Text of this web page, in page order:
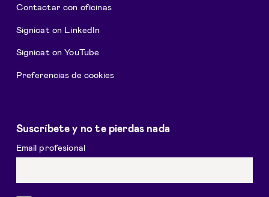
Contactar con oficinas
Signicat on LinkedIn
Signicat on YouTube
Preferencias de cookies
Suscríbete y no te pierdas nada
Email profesional